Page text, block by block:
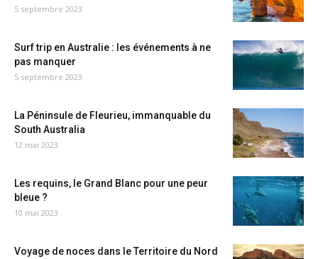
5 septembre 2023
Surf trip en Australie : les événements à ne
pas manquer
5 septembre 2023
La Péninsule de Fleurieu, immanquable du
South Australia
12 mai 2023
Les requins, le Grand Blanc pour une peur
bleue ?
10 mai 2023
Voyage de noces dans le Territoire du Nord